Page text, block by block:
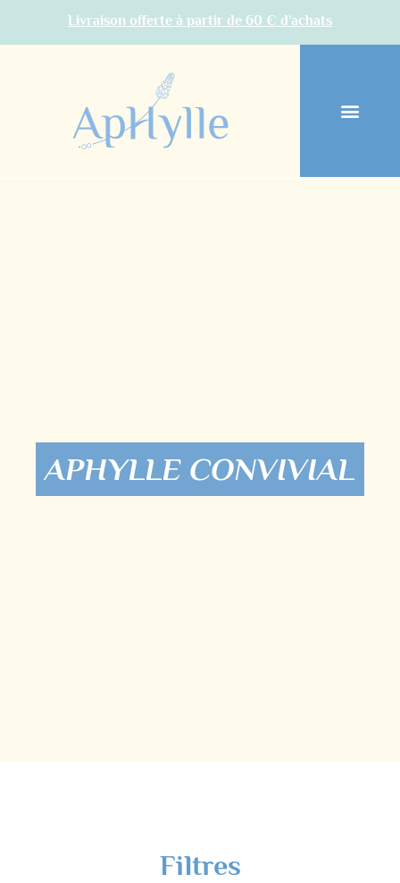
Livraison offerte à partir de 60 € d’achats
APHYLLE CONVIVIAL
Filtres